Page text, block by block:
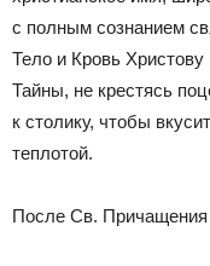
с полным сознанием
Тело и Кровь Христову
Тайны, не крестясь
к столику, чтобы
теплотой.
После Св. Причащения